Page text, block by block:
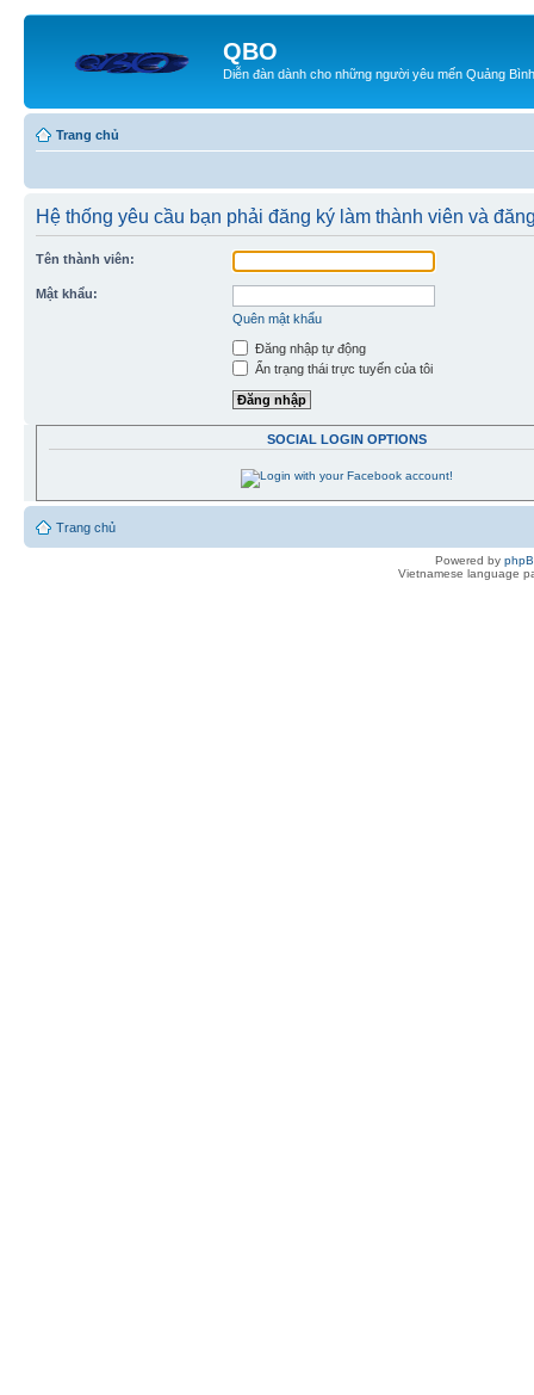
QBO
Diễn đàn dành cho những người yêu mến Quảng Bình
Trang chủ
Hệ thống yêu cầu bạn phải đăng ký làm thành viên và
Tên thành viên:
Mật khẩu:
Quên mật khẩu
Đăng nhập tự động
Ẩn trạng thái trực tuyến của tôi
SOCIAL LOGIN OPTIONS
Trang chủ
Powered by
Vietnamese language